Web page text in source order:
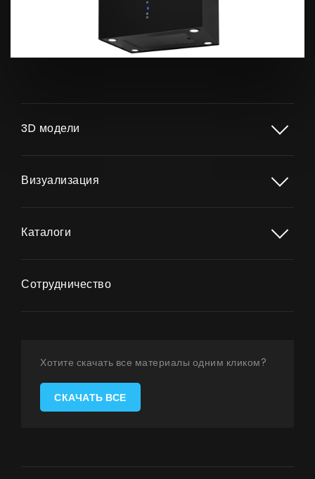
UA
3D модели
Визуализация
Каталоги
Сотрудничество
Хотите скачать все материалы одним кликом?
СКАЧАТЬ ВСЕ